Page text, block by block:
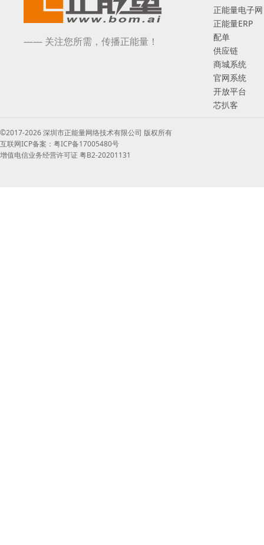
—— 关注您所需，传播正能量！
正能量电子网
正能量ERP
配单
供应链
商城系统
官网系统
开放平台
芯扒客
©2017-2026 深圳市正能量网络技术有限公司 版权所有
互联网ICP备案：粤ICP备17005480号
增值电信业务经营许可证 粤B2-20201131